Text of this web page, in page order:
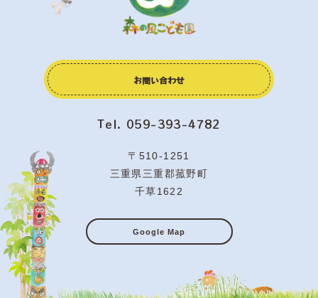
お問い合わせ
Tel. 059-393-4782
〒510-1251
三重県三重郡菰野町
千草1622
Google Map